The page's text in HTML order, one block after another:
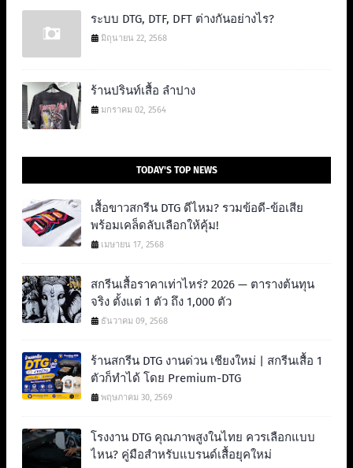
ระบบ DTG, DTF, DFT ต่างกันอย่างไร?
มิถุนายน 22, 2568
ร้านปรินท์เสื้อ ลำปาง
มกราคม 02, 2564
TODAY'S TOP NEWS
เสื้อขาวสกรีน DTG ดีไหม? รวมข้อดี-ข้อเสีย
พร้อมเคล็ดลับเลือกให้คุ้ม!
เมษายน 17, 2568
สกรีนเสื้อราคาเท่าไหร่? 2026 — ตารางต้นทุน
จริง ตั้งแต่ 1 ตัว ถึง 1,000 ตัว
ธันวาคม 09, 2568
ร้านสกรีน DTG งานด่วน เชียงใหม่ | สกรีนเสื้อ 1
ตัวก็ทำได้ โดย Premium-DTG
พฤษภาคม 30, 2569
โรงงาน DTG คุณภาพสูงในไทย ควรเลือกแบบ
ไหน? คู่มือสำหรับแบรนด์เสื้อยุคใหม่